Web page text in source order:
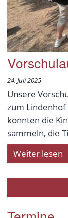
24. Juli 2025
Unsere
zum
konnten die
sammeln, die
Weiter lesen